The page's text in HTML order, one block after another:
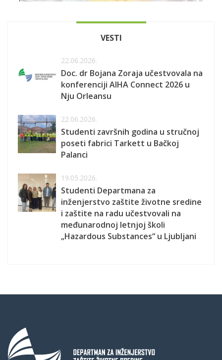
VESTI
22.06.2026.
Doc. dr Bojana Zoraja učestvovala na
konferenciji AIHA Connect 2026 u
Nju Orleansu
22.06.2026.
Studenti završnih godina u stručnoj
poseti fabrici Tarkett u Bačkoj
Palanci
19.05.2026.
Studenti Departmana za
inženjerstvo zaštite životne sredine
i zaštite na radu učestvovali na
međunarodnoj letnjoj školi
„Hazardous Substances“ u Ljubljani